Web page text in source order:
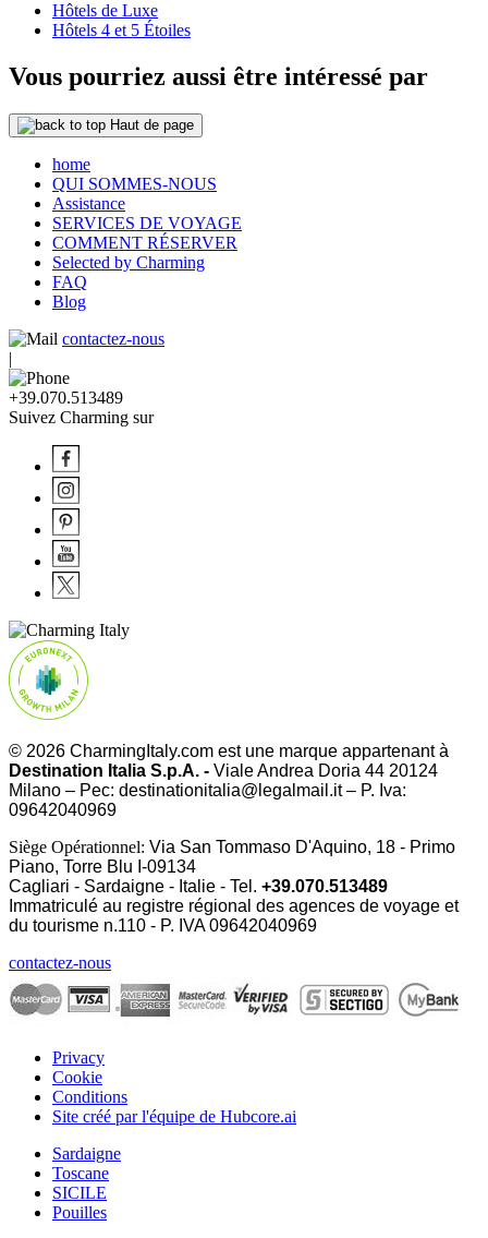
Hôtels de Luxe
Hôtels 4 et 5 Étoiles
Vous pourriez aussi être intéressé par
Haut de page
home
QUI SOMMES-NOUS
Assistance
SERVICES DE VOYAGE
COMMENT RÉSERVER
Selected by Charming
FAQ
Blog
contactez-nous
|
+39.070.513489
Suivez Charming sur
© 2026 CharmingItaly.com est une marque appartenant à
Destination Italia S.p.A. - Viale Andrea Doria 44 20124
Milano – Pec: destinationitalia@legalmail.it – P. Iva:
09642040969
Siège Opérationnel: Via San Tommaso D'Aquino, 18 - Primo
Piano, Torre Blu I-09134
Cagliari - Sardaigne - Italie - Tel. +39.070.513489
Immatriculé au registre régional des agences de voyage et
du tourisme n.110 - P. IVA09642040969
contactez-nous
Privacy
Cookie
Conditions
Site créé par l'équipe de Hubcore.ai
Sardaigne
Toscane
SICILE
Pouilles